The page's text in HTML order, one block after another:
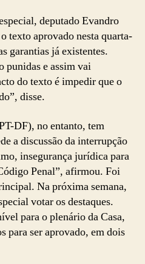
deputado Evandro
texto aprovado nesta quarta-
garantias já existentes.
punidas e assim vai
do texto é impedir que o
disse.
DF), no entanto, tem
a discussão da interrupção
insegurança jurídica para
Penal”, afirmou. Foi
Na próxima semana,
votar os destaques.
para o plenário da Casa,
para ser aprovado, em dois